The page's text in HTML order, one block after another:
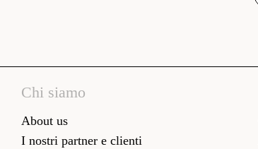
Chi siamo
About us
I nostri partner e clienti